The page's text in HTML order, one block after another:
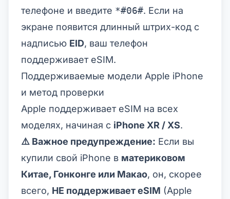
телефоне и введите *#06#. Если на
экране появится длинный штрих-код с
надписью EID, ваш телефон
поддерживает eSIM.
Поддерживаемые модели Apple iPhone
и метод проверки
Apple поддерживает eSIM на всех
моделях, начиная с iPhone XR / XS.
⚠️ Важное предупреждение: Если вы
купили свой iPhone в материковом
Китае, Гонконге или Макао, он, скорее
всего, НЕ поддерживает eSIM (Apple